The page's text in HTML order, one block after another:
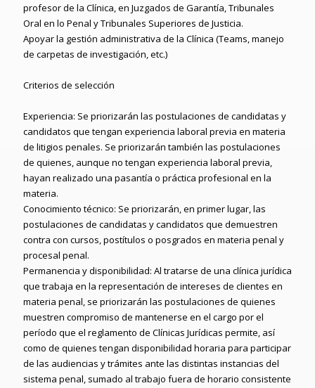
profesor de la Clínica, en Juzgados de Garantía, Tribunales
Oral en lo Penal y Tribunales Superiores de Justicia.
Apoyar la gestión administrativa de la Clínica (Teams, manejo
de carpetas de investigación, etc.)
Criterios de selección
Experiencia: Se priorizarán las postulaciones de candidatas y
candidatos que tengan experiencia laboral previa en materia
de litigios penales. Se priorizarán también las postulaciones
de quienes, aunque no tengan experiencia laboral previa,
hayan realizado una pasantía o práctica profesional en la
materia.
Conocimiento técnico: Se priorizarán, en primer lugar, las
postulaciones de candidatas y candidatos que demuestren
contra con cursos, postítulos o posgrados en materia penal y
procesal penal.
Permanencia y disponibilidad: Al tratarse de una clínica jurídica
que trabaja en la representación de intereses de clientes en
materia penal, se priorizarán las postulaciones de quienes
muestren compromiso de mantenerse en el cargo por el
período que el reglamento de Clínicas Jurídicas permite, así
como de quienes tengan disponibilidad horaria para participar
de las audiencias y trámites ante las distintas instancias del
sistema penal, sumado al trabajo fuera de horario consistente